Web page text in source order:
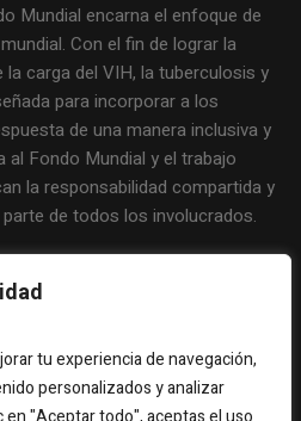
tu experiencia de navegación,
personalizados y analizar
Mundial encarna el enfoque de
Con el fin de lograr la
carga del VIH, la tuberculosis y
para incorporar a los
de una manera inclusiva y
Fondo Mundial y el trabajo
la responsabilidad compartida y
de todos los involucrados.